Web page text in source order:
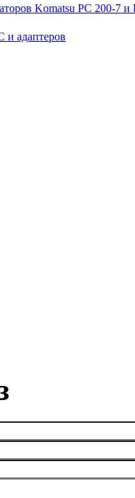
Komatsu PC 200-7
и адаптеров